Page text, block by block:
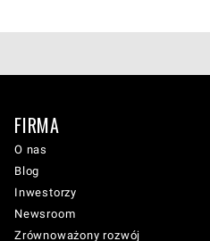
FIRMA
O nas
Blog
Inwestorzy
Newsroom
Zrównoważony rozwój